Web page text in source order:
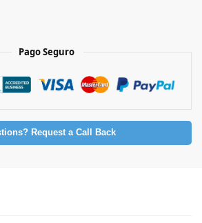
Pago Seguro
Request a Call Back